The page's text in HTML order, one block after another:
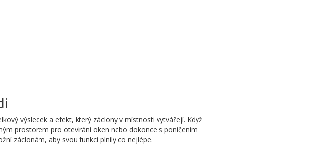
výsledek a efekt, který záclony v místnosti vytvářejí. Když
prostorem pro otevírání oken nebo dokonce s poničením
záclonám, aby svou funkci plnily co nejlépe.